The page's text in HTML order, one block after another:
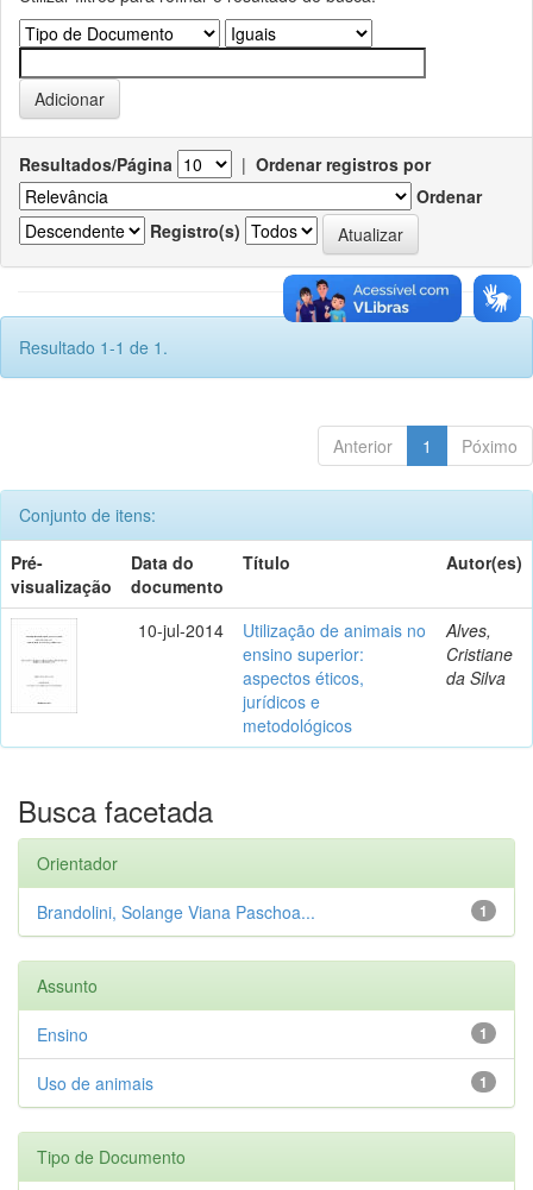
Resultados/Página | Ordenar registros por
Ordenar
Registro(s)
Resultado 1-1 de 1.
Anterior 1 Póximo
Conjunto de itens:
Pré-
visualização
Data do
documento
Título Autor(es)
10-jul-2014
Utilização de animais no
ensino superior:
aspectos éticos,
jurídicos e
metodológicos
Alves,
Cristiane
da Silva
Busca facetada
Orientador
1
Brandolini, Solange Viana Paschoa...
Assunto
1
Ensino
1
Uso de animais
Tipo de Documento